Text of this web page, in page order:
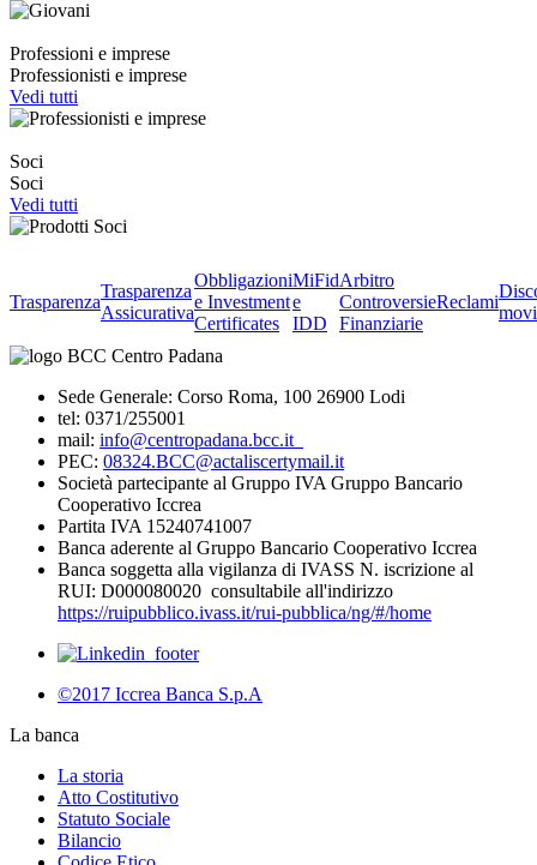
Professioni e imprese
Professionisti e imprese
Vedi tutti
Soci
Soci
Vedi tutti
Trasparenza
Trasparenza
Assicurativa
Obbligazioni
e Investment
Certificates
MiFid
e
IDD
Arbitro
Controversie
Finanziarie
Reclami
Sede Generale: Corso Roma, 100 26900 Lodi
tel: 0371/255001
mail: info@centropadana.bcc.it
PEC: 08324.BCC@actaliscertymail.it
Società partecipante al Gruppo IVA Gruppo Bancario
Cooperativo Iccrea
Partita IVA 15240741007
Banca aderente al Gruppo Bancario Cooperativo Iccrea
Banca soggetta alla vigilanza di IVASS N. iscrizione al
RUI: D000080020 consultabile all'indirizzo
https://ruipubblico.ivass.it/rui-pubblica/ng/#/home
©2017 Iccrea Banca S.p.A
La banca
La storia
Atto Costitutivo
Statuto Sociale
Bilancio